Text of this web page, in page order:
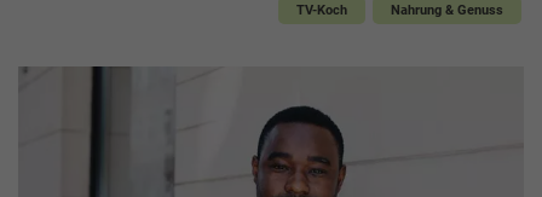
TV-Koch Nahrung & Genuss